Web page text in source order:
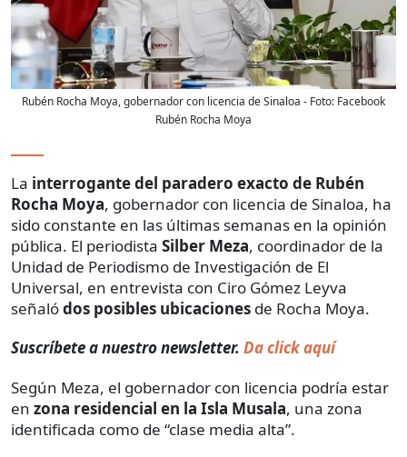
Rubén Rocha Moya, gobernador con licencia de Sinaloa - Foto: Facebook
Rubén Rocha Moya
La interrogante del paradero exacto de Rubén
Rocha Moya, gobernador con licencia de Sinaloa, ha
sido constante en las últimas semanas en la opinión
pública. El periodista Silber Meza, coordinador de la
Unidad de Periodismo de Investigación de El
Universal, en entrevista con Ciro Gómez Leyva
señalódos posibles ubicaciones de Rocha Moya.
Suscríbete a nuestro newsletter. Da click aquí
Según Meza, el gobernador con licencia podría estar
en zona residencial en la Isla Musala, una zona
identificada como de “clase media alta”.